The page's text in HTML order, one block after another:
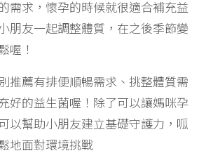
需求，懷孕的時候就很適合補充益
朋友一起調整體質，在之後季節變
喔！
推薦有排便順暢需求、挑整體質需
好的益生菌喔！除了可以讓媽咪孕
以幫助小朋友建立基礎守護力，呱
地面對環境挑戰